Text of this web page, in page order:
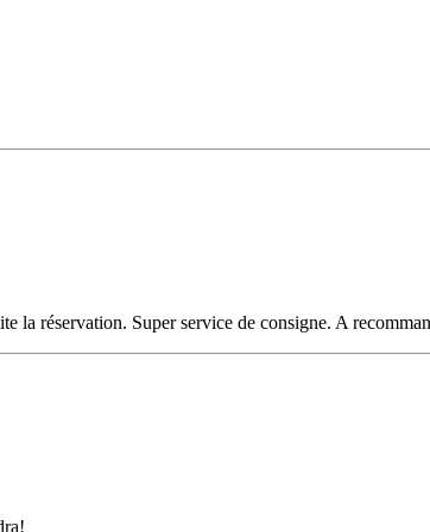
la réservation. Super service de consigne. A